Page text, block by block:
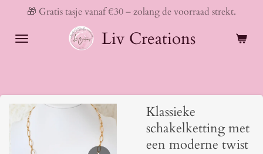
naar
Liv Creations
🎁 Gratis tasje vanaf €30 – zolang de voorraad strekt.
Klassieke
schakelketting met
een moderne twist